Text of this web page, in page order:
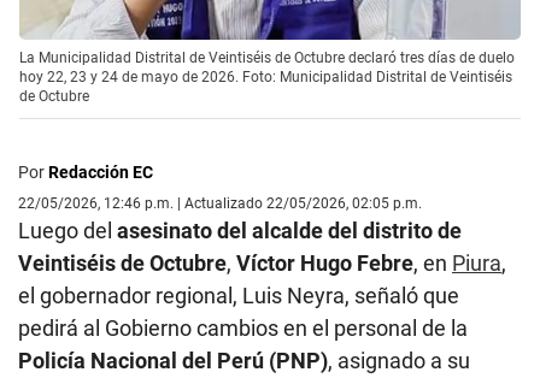
La Municipalidad Distrital de Veintiséis de Octubre declaró tres días de duelo
hoy 22, 23 y 24 de mayo de 2026. Foto: Municipalidad Distrital de Veintiséis
de Octubre
PorRedacción EC
22/05/2026, 12:46 p.m. | Actualizado 22/05/2026, 02:05 p.m.
Luego del asesinato del alcalde del distrito de
Veintiséis de Octubre, Víctor Hugo Febre, en Piura,
el gobernador regional, Luis Neyra, señaló que
pedirá al Gobierno cambios en el personal de la
Policía Nacional del Perú (PNP), asignado a su